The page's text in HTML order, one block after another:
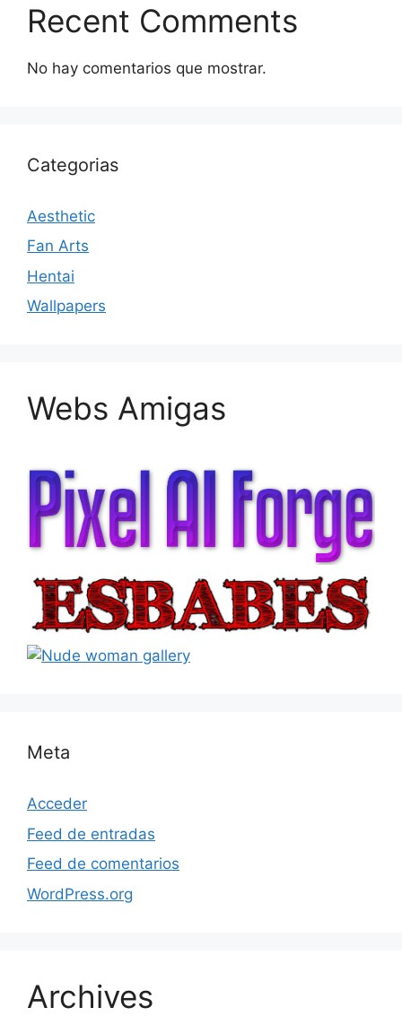
Recent Comments
No hay comentarios que mostrar.
Categorias
Aesthetic
Fan Arts
Hentai
Wallpapers
Webs Amigas
Meta
Acceder
Feed de entradas
Feed de comentarios
WordPress.org
Archives